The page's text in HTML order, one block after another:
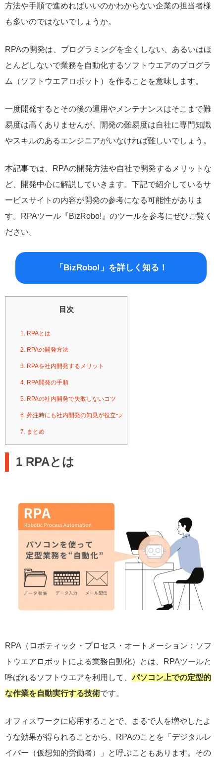
方法や手順で進めればいいのかわからない企業の担当者様
も多いのではないでしょうか。
RPAの開発は、プログラミングを全くしない、あるいはほ
とんどしないで業務を自動化するソフトウエアのプログラ
ム（ソフトウエアロボット）を作ることを意味します。
一度開発するとその後の運用やメンテナンスはそこまで難
易度は高くありませんが、開発の難易度は自社に専門知識
やスキルのあるエンジニアがいなければ難しいでしょう。
本記事では、RPAの開発方法や自社で開発するメリットな
ど、開発中心に解説していきます。下記で紹介しているサ
ービスサイトの内容が開発の参考になる可能性がありま
す。RPAツール『BizRobo!』のツールを参考にぜひご覧く
ださい。
「BizRobo!」を詳しく知る！
目次
1. RPAとは
2. RPAの開発方法
3. RPAを社内開発するメリット
4. RPA開発の手順
5. RPAの社内開発で失敗しないコツ
6. 外注時にも社内開発の知見が役立つ
7. まとめ
1 RPAとは
RPA（ロボティック・プロセス・オートメーション：ソフ
トウエアロボットによる業務自動化）とは、RPAツールと
呼ばれるソフトウエアを利用して、パソコン上での定型的
な作業を自動実行する技術です。
オフィスワークに応用することで、まるで人を増やしたよ
うな効果が得られることから、RPAのことを「デジタルレ
イバー（仮想知的労働者）」と呼ぶこともあります。その